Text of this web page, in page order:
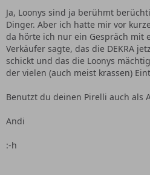
Ja, Loonys sind ja berühmt
Dinger. Aber ich hatte mir vor
da hörte ich nur ein Gespräch mit
Verkäufer sagte, das die DEKRA
schickt und das die Loonys
der vielen (auch meist krassen)
Benutzt du deinen Pirelli auch als
Andi
:-h